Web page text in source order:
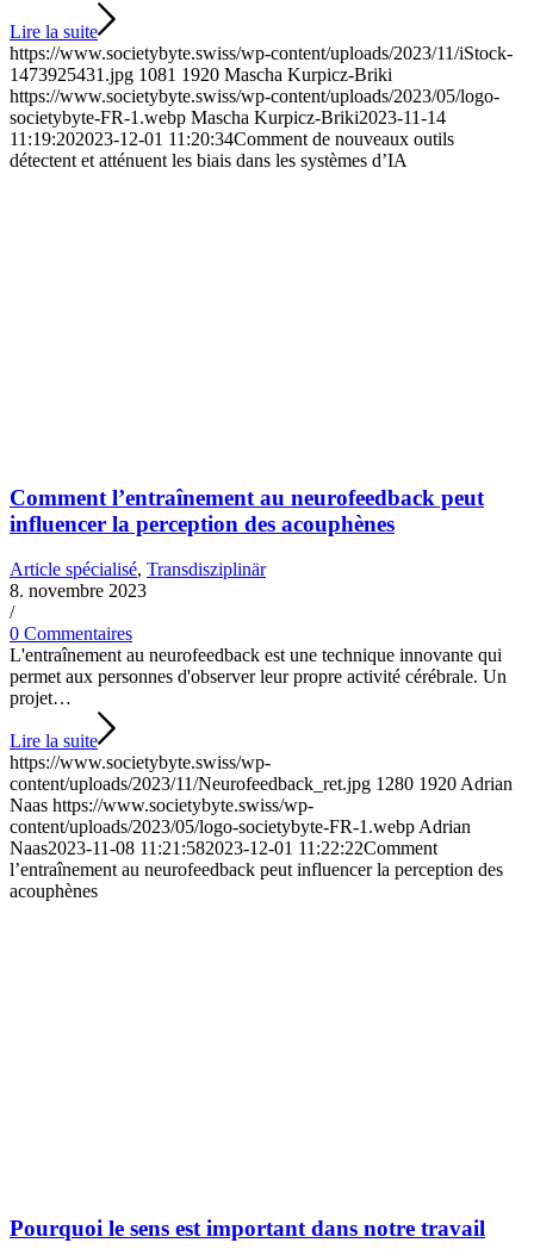
Lire la suite
https://www.societybyte.swiss/wp-content/uploads/2023/11/iStock-
1473925431.jpg 1081 1920 Mascha Kurpicz-Briki
https://www.societybyte.swiss/wp-content/uploads/2023/05/logo-
societybyte-FR-1.webp Mascha Kurpicz-Briki2023-11-14
11:19:202023-12-01 11:20:34Comment de nouveaux outils
détectent et atténuent les biais dans les systèmes d’IA
Comment l’entraînement au neurofeedback peut
influencer la perception des acouphènes
Article spécialisé, Transdisziplinär
8. novembre 2023
/
0 Commentaires
L'entraînement au neurofeedback est une technique innovante qui
permet aux personnes d'observer leur propre activité cérébrale. Un
projet…
Lire la suite
https://www.societybyte.swiss/wp-
content/uploads/2023/11/Neurofeedback_ret.jpg 1280 1920 Adrian
Naas https://www.societybyte.swiss/wp-
content/uploads/2023/05/logo-societybyte-FR-1.webp Adrian
Naas2023-11-08 11:21:582023-12-01 11:22:22Comment
l’entraînement au neurofeedback peut influencer la perception des
acouphènes
Pourquoi le sens est important dans notre travail